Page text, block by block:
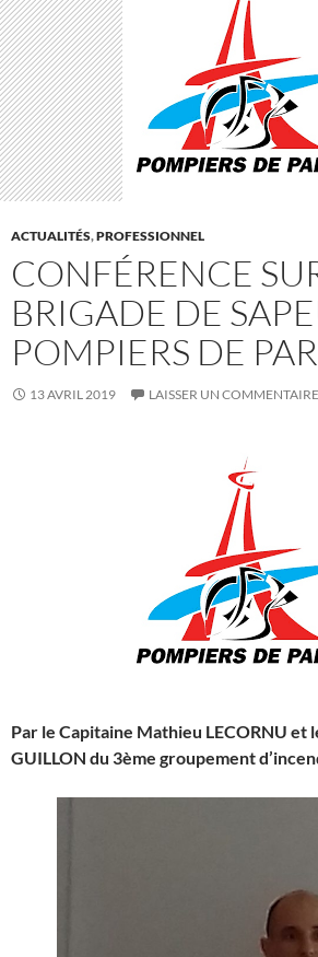
ACTUALITÉS,PROFESSIONNEL
CONFÉRENCE
BRIGADE DE
POMPIERS DE
13 AVRIL 2019 LAISSER UN COMMENTAIRE
Par le Capitaine Mathieu LECORNU et
GUILLON du 3ème groupement